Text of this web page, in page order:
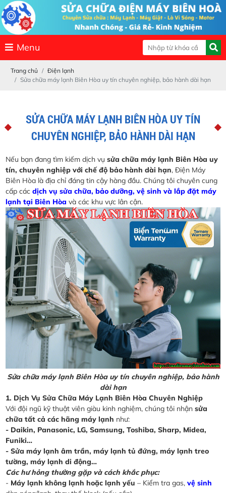
Menu
Trang chủ
Điện lạnh
Sửa chữa máy lạnh Biên Hòa uy tín chuyên nghiệp, bảo hành dài hạn
SỬA CHỮA MÁY LẠNH BIÊN HÒA UY TÍN
CHUYÊN NGHIỆP, BẢO HÀNH DÀI HẠN
Nếu bạn đang tìm kiếm dịch vụsửa chữa máy lạnh Biên Hòa uy
tín, chuyên nghiệp với chế độ bảo hành dài hạn, Điện Máy
Biên Hòa là địa chỉ đáng tin cậy hàng đầu. Chúng tôi chuyên cung
cấp cácdịch vụ sửa chữa, bảo dưỡng, vệ sinh và lắp đặt máy
lạnh tại Biên Hòa và các khu vực lân cận.
Sửa chữa máy lạnh Biên Hòa uy tín chuyên nghiệp, bảo hành
dài hạn
1. Dịch Vụ Sửa Chữa Máy Lạnh Biên Hòa Chuyên Nghiệp
Với đội ngũ kỹ thuật viên giàu kinh nghiệm, chúng tôi nhậnsửa
chữa tất cả các hãng máy lạnh như:
- Daikin, Panasonic, LG, Samsung, Toshiba, Sharp, Midea,
Funiki…
- Sửa máy lạnh âm trần, máy lạnh tủ đứng, máy lạnh treo
tường, máy lạnh di động…
Các hư hỏng thường gặp và cách khắc phục:
- Máy lạnh không lạnh hoặc lạnh yếu – Kiểm tra gas,vệ sinh